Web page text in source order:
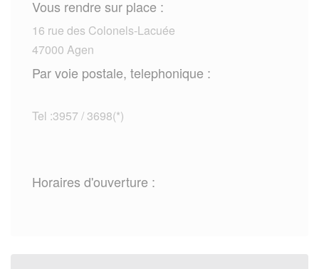
Vous rendre sur place :
16 rue des Colonels-Lacuée
47000 Agen
Par voie postale, telephonique :
Tel :3957 / 3698(*)
Horaires d'ouverture :